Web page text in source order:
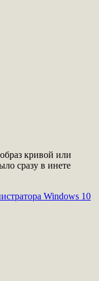
кривой или
сразу в инете
Windows 10